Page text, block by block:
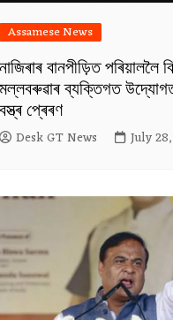
Assamese News
বানপীড়িত পৰিয়াললৈ
ব্যক্তিগত
প্ৰেৰণ
Desk GT News July